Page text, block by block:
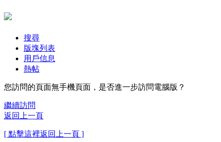
搜尋
版塊列表
用戶信息
熱帖
您訪問的頁面無手機頁面，是否進一步訪問電腦版？
繼續訪問
返回上一頁
[ 點擊這裡返回上一頁 ]